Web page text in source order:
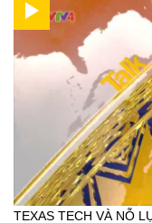
TEXAS TECH VÀ NỖ